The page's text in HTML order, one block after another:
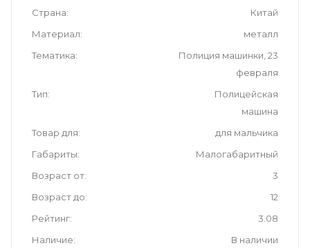
Страна
Китай
Материал
металл
Тематика
Полиция машинки, 23
февраля
Тип
Полицейская
машина
Товар для
для мальчика
Габариты
Малогабаритный
Возраст от
3
Возраст до
12
Рейтинг
3.08
Наличие
В наличии